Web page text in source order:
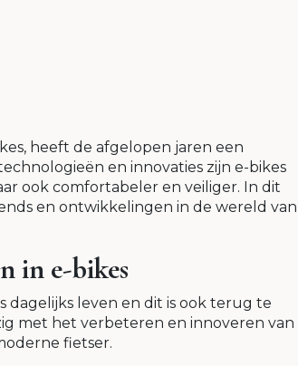
heeft de afgelopen jaren een
en innovaties zijn e-bikes
ook comfortabeler en veiliger. In dit
en ontwikkelingen in de wereld van
in e-bikes
dagelijks leven en dit is ook terug te
met het verbeteren en innoveren van
fietser.